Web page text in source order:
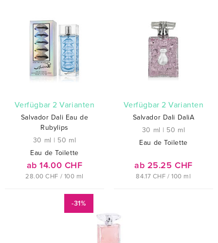
verfügbar 2 Varianten
Salvador Dali Eau de
Rubylips
30 ml | 50 ml
Eau de Toilette
ab 14.00 CHF
28.00 CHF / 100 ml
verfügbar 2 Varianten
Salvador Dali DaliA
30 ml | 50 ml
Eau de Toilette
ab 25.25 CHF
84.17 CHF / 100 ml
-31%